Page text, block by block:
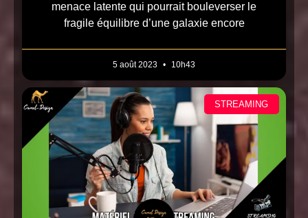
menace latente qui pourrait bouleverser le
fragile équilibre d’une galaxie encore
5 août 2023 10h43
STREAMING